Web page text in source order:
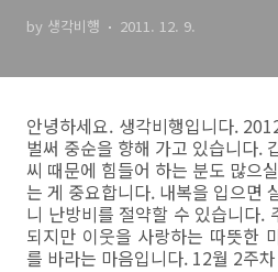
by 생각비행 2011. 12. 9.
안녕하세요. 생각비행입니다.
벌써 중순을 향해 가고 있습니다.
씨 때문에 힘들어 하는 분도 많으
는 게 중요합니다. 내복을 입으면
니 난방비를 절약할 수 있습니다.
되지만 이웃을 사랑하는 따뜻한
를 바라는 마음입니다. 12월 2주